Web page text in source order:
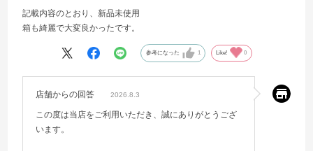
記載内容のとおり、新品未使用
箱も綺麗で大変良かったです。
参考になった 1 Like! 0
店舗からの回答 2026.8.3
この度は当店をご利用いただき、誠にありがとうござ
います。